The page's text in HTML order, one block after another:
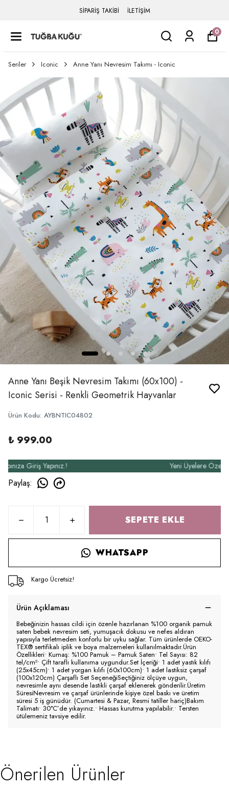
SİPARİŞ TAKİBİ İLETİŞİM
0
Seriler Iconic Anne Yanı Nevresim Takımı - Iconic
Anne Yanı Beşik Nevresim Takımı (60x100) -
Iconic Serisi - Renkli Geometrik Hayvanlar
Ürün Kodu: AYBNTIC04802
₺ 999.00
Giriş Yapınız.! Yeni Üyelere Özel 50₺
Paylaş:
SEPETE EKLE
WHATSAPP
Kargo Ücretsiz!
Ürün Açıklaması
Bebeğinizin hassas cildi için özenle hazırlanan %100 organik pamuk
saten bebek nevresim seti, yumuşacık dokusu ve nefes aldıran
yapısıyla terletmeden konforlu bir uyku sağlar. Tüm ürünlerde OEKO-
TEX® sertifikalı iplik ve boya malzemeleri kullanılmaktadır.Ürün
Özellikleri• Kumaş: %100 Pamuk – Pamuk Saten• Tel Sayısı: 82
tel/cm²• Çift taraflı kullanıma uygundur.Set İçeriği• 1 adet yastık kılıfı
(25x45cm)• 1 adet yorgan kılıfı (60x100cm)• 1 adet lastiksiz çarşaf
(100x120cm) Çarşaflı Set SeçeneğiSeçtiğiniz ölçüye uygun,
nevresimle aynı desende lastikli çarşaf eklenerek gönderilir.Üretim
SüresiNevresim ve çarşaf ürünlerinde kişiye özel baskı ve üretim
süresi 5 iş günüdür. (Cumartesi & Pazar, Resmi tatiller hariç)Bakım
Talimatı• 30°C’de yıkayınız.• Hassas kurutma yapılabilir.• Tersten
ütülemeniz tavsiye edilir.
Önerilen Ürünler